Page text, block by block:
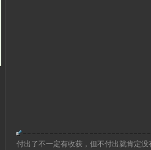
付出了不一定有收获，但不付出就肯定没